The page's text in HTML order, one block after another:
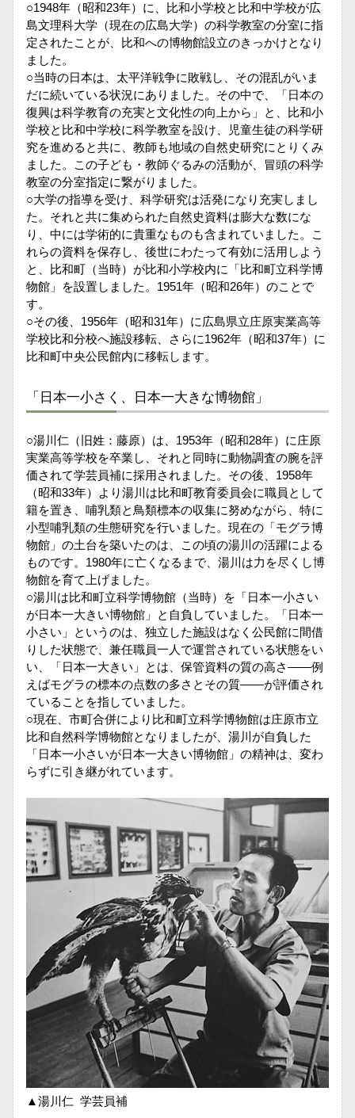
○1948年（昭和23年）に、比和小学校と比和中学校が広
島文理科大学（現在の広島大学）の科学教室の分室に指
定されたことが、比和への博物館設立のきっかけとなり
ました。
○当時の日本は、太平洋戦争に敗戦し、その混乱がいま
だに続いている状況にありました。その中で、「日本の
復興は科学教育の充実と文化性の向上から」と、比和小
学校と比和中学校に科学教室を設け、児童生徒の科学研
究を進めると共に、教師も地域の自然史研究にとりくみ
ました。この子ども・教師ぐるみの活動が、冒頭の科学
教室の分室指定に繋がりました。
○大学の指導を受け、科学研究は活発になり充実しまし
た。それと共に集められた自然史資料は膨大な数にな
り、中には学術的に貴重なものも含まれていました。こ
れらの資料を保存し、後世にわたって有効に活用しよう
と、比和町（当時）が比和小学校内に「比和町立科学博
物館」を設置しました。1951年（昭和26年）のことで
す。
○その後、1956年（昭和31年）に広島県立庄原実業高等
学校比和分校へ施設移転、さらに1962年（昭和37年）に
比和町中央公民館内に移転します。
「日本一小さく、日本一大きな博物館」
○湯川仁（旧姓：藤原）は、1953年（昭和28年）に庄原
実業高等学校を卒業し、それと同時に動物調査の腕を評
価されて学芸員補に採用されました。その後、1958年
（昭和33年）より湯川は比和町教育委員会に職員として
籍を置き、哺乳類と鳥類標本の収集に努めながら、特に
小型哺乳類の生態研究を行いました。現在の「モグラ博
物館」の土台を築いたのは、この頃の湯川の活躍による
ものです。1980年に亡くなるまで、湯川は力を尽くし博
物館を育て上げました。
○湯川は比和町立科学博物館（当時）を「日本一小さい
が日本一大きい博物館」と自負していました。「日本一
小さい」というのは、独立した施設はなく公民館に間借
りした状態で、兼任職員一人で運営されている状態をい
い、「日本一大きい」とは、保管資料の質の高さ――例
えばモグラの標本の点数の多さとその質――が評価され
ていることを指していました。
○現在、市町合併により比和町立科学博物館は庄原市立
比和自然科学博物館となりましたが、湯川が自負した
「日本一小さいが日本一大きい博物館」の精神は、変わ
らずに引き継がれています。
▲湯川仁 学芸員補